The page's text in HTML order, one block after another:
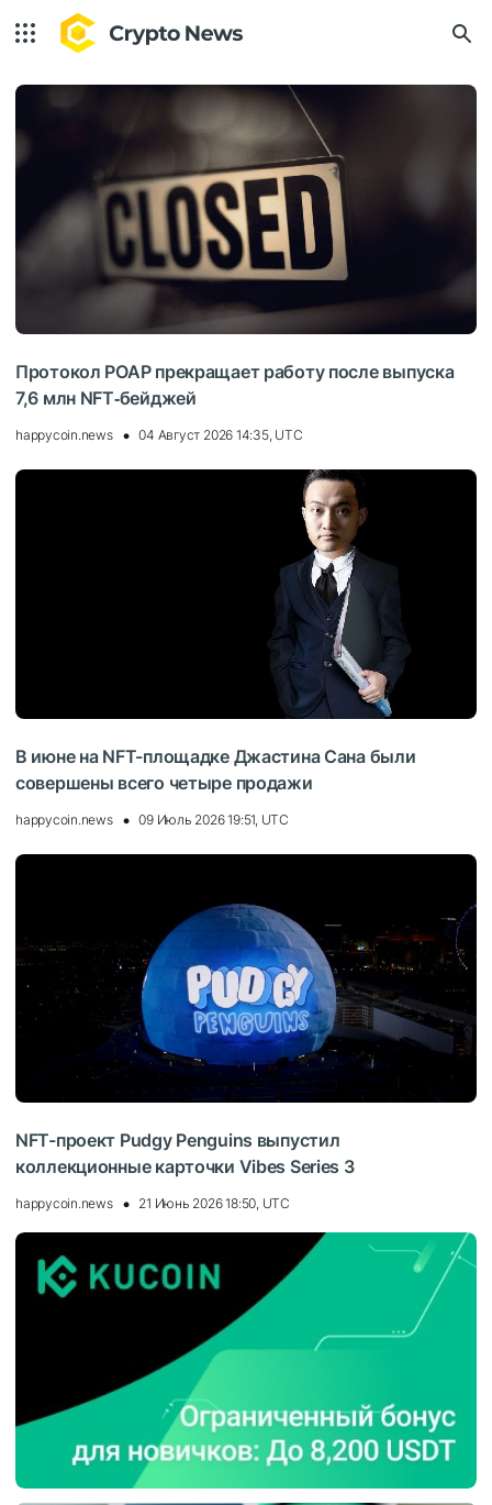
Протокол POAP прекращает работу после выпуска
7,6 млн NFT‑бейджей
happycoin.news 04 Август 2026 14:35, UTC
В июне на NFT-площадке Джастина Сана были
совершены всего четыре продажи
happycoin.news 09 Июль 2026 19:51, UTC
NFT-проект Pudgy Penguins выпустил
коллекционные карточки Vibes Series 3
happycoin.news 21 Июнь 2026 18:50, UTC